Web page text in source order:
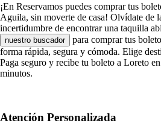
¡En Reservamos puedes comprar tus
Aguila, sin moverte de casa! Olvídate de
incertidumbre de encontrar una taquilla
nuestro buscador
para comprar tus
forma rápida, segura y cómoda. Elige
Paga seguro y recibe tu boleto a Loreto
minutos.
Atención Personalizada